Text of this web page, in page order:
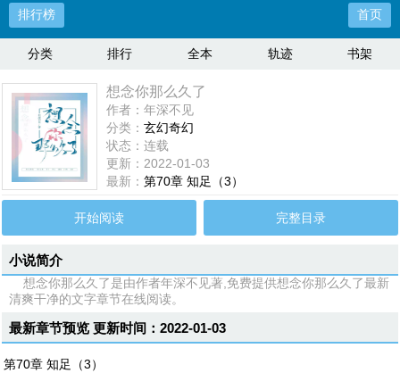
排行榜 首页
分类 排行 全本 轨迹 书架
想念你那么久了
作者：年深不见
分类：玄幻奇幻
状态：连载
更新：2022-01-03
最新：第70章 知足（3）
开始阅读 完整目录
小说简介
想念你那么久了是由作者年深不见著,免费提供想念你那么久了最新
清爽干净的文字章节在线阅读。
最新章节预览 更新时间：2022-01-03
第70章 知足（3）